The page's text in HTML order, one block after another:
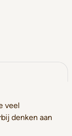
veel
denken aan